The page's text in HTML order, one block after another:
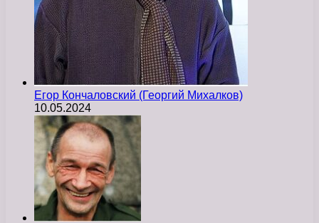
Егор Кончаловский (Георгий Михалков)
10.05.2024